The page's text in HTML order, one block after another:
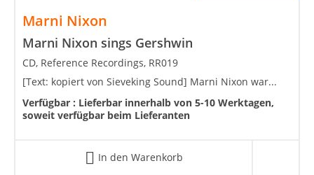
Marni Nixon
Marni Nixon sings Gershwin
CD, Reference Recordings, RR019
[Text: kopiert von Sieveking Sound] Marni Nixon war...
Verfügbar : Lieferbar innerhalb von 5-10 Werktagen,
soweit verfügbar beim Lieferanten
In den Warenkorb